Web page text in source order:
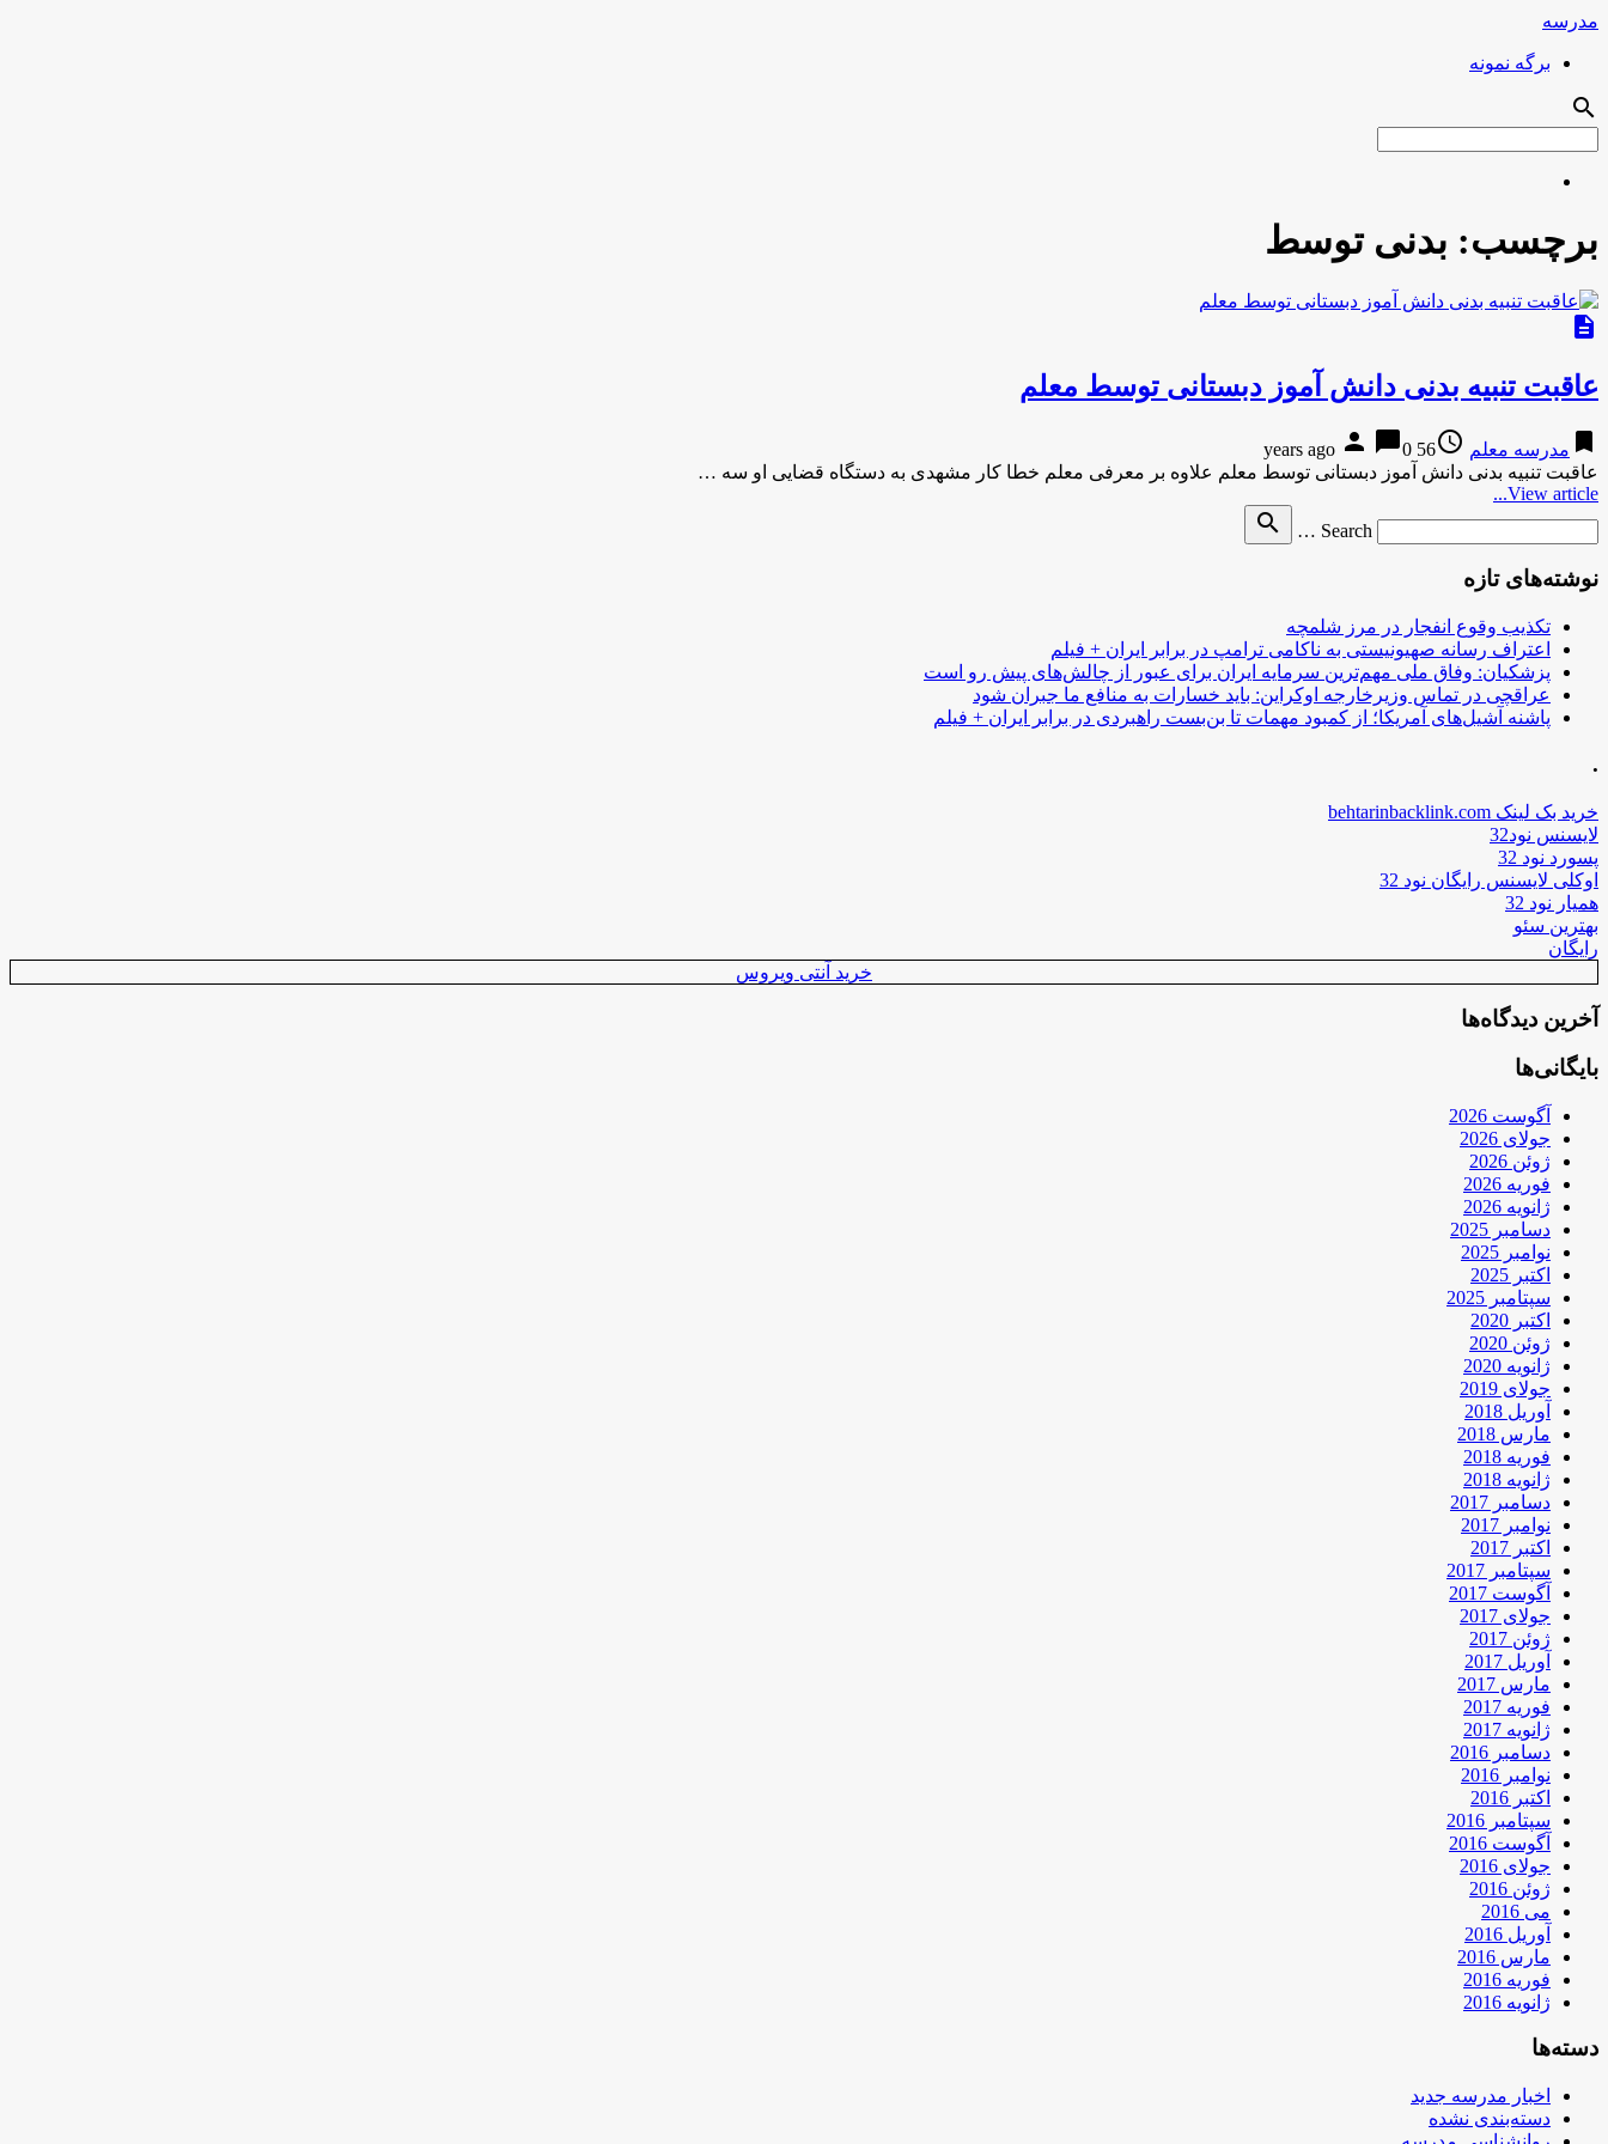
مدرسه
برگه نمونه
search
برچسب: بدنی توسط
description
عاقبت تنبیه بدنی دانش آموز دبستانی توسط معلم
bookmark مدرسه معلم access_time
56 years ago
person chat_bubble0
عاقبت تنبیه بدنی دانش آموز دبستانی توسط معلم علاوه بر معرفی معلم خطا کار مشهدی به دستگاه قضایی او سه …
View article...
Search …
search
نوشته‌های تازه
تکذیب وقوع انفجار در مرز شلمچه
اعتراف رسانه صهیونیستی به ناکامی ترامپ در برابر ایران + فیلم
پزشکیان: وفاق ملی مهم‌ترین سرمایه ایران برای عبور از چالش‌های پیش رو است
عراقچی در تماس وزیرخارجه اوکراین: باید خسارات به منافع ما جبران شود
پاشنه آشیل‌های آمریکا؛ از کمبود مهمات تا بن‌بست راهبردی در برابر ایران + فیلم
.
خرید بک لینک behtarinbacklink.com
لایسنس نود32
پسورد نود 32
اوکلی لایسنس رایگان نود 32
همیار نود 32
بهترین سئو
رایگان
خرید آنتی ویروس
آخرین دیدگاه‌ها
بایگانی‌ها
آگوست 2026
جولای 2026
ژوئن 2026
فوریه 2026
ژانویه 2026
دسامبر 2025
نوامبر 2025
اکتبر 2025
سپتامبر 2025
اکتبر 2020
ژوئن 2020
ژانویه 2020
جولای 2019
آوریل 2018
مارس 2018
فوریه 2018
ژانویه 2018
دسامبر 2017
نوامبر 2017
اکتبر 2017
سپتامبر 2017
آگوست 2017
جولای 2017
ژوئن 2017
آوریل 2017
مارس 2017
فوریه 2017
ژانویه 2017
دسامبر 2016
نوامبر 2016
اکتبر 2016
سپتامبر 2016
آگوست 2016
جولای 2016
ژوئن 2016
می 2016
آوریل 2016
مارس 2016
فوریه 2016
ژانویه 2016
دسته‌ها
اخبار مدرسه جدید
دسته‌بندی نشده